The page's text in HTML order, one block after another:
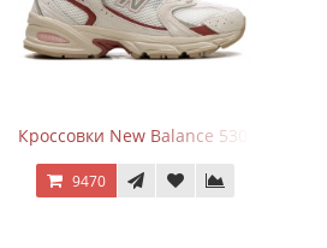
Кроссовки New Balance 530 Festival
9470